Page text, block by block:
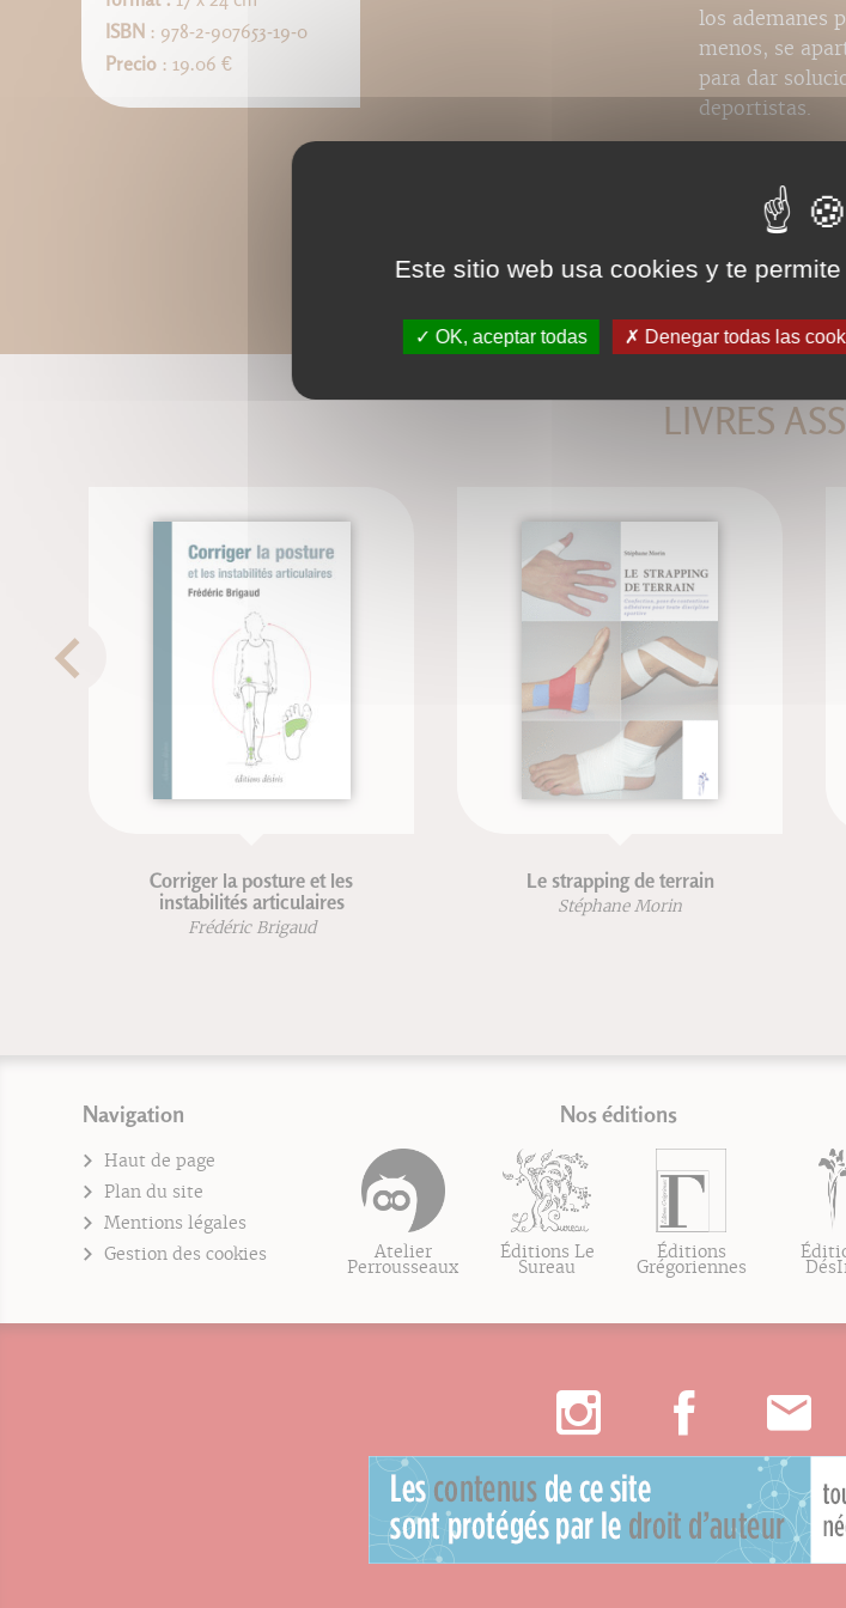
ISBN : 978-2-907653-19-0
Precio: 19.06 €
los ademanes
menos, se
para dar
deportistas.
LIVRES
Corriger la posture et les
instabilités articulaires
Frédéric Brigaud
Le strapping de terrain
Stéphane Morin
Navigation
Haut de page
Plan du site
Mentions légales
Gestion des cookies
Nos éditions
Atelier
Perrousseaux
Éditions Le
Sureau
Éditions
Grégoriennes
Este sitio web usa cookies y te
OK, aceptar todas Denegar todas las